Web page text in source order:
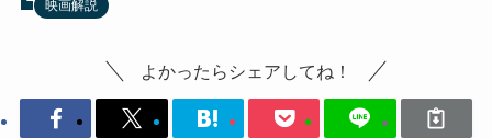
映画解説
よかったらシェアしてね！